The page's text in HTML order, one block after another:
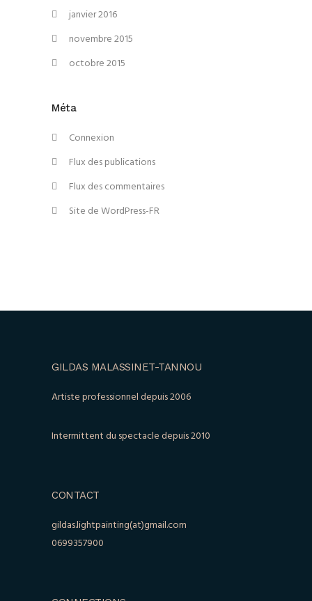
janvier 2016
novembre 2015
octobre 2015
Méta
Connexion
Flux des publications
Flux des commentaires
Site de WordPress-FR
GILDAS MALASSINET-TANNOU
Artiste professionnel depuis 2006
Intermittent du spectacle depuis 2010
CONTACT
gildas.lightpainting(at)gmail.com
0699357900